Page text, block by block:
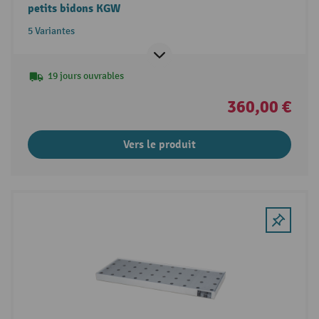
petits bidons KGW
5 Variantes
19 jours ouvrables
360,00 €
Vers le produit